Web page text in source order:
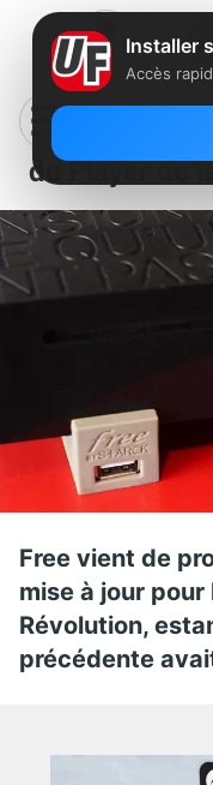
Free déploie
du Player de
Free vient de
mise à jour pour
Révolution,
précédente
Installer
Accès